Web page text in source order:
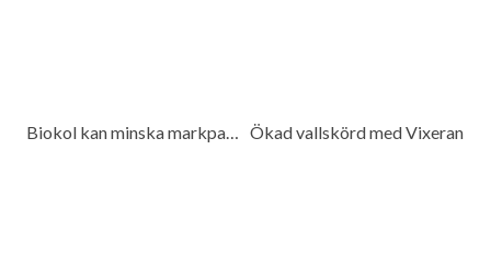
Biokol kan minska markpackning Ökad vallskörd med Vixeran